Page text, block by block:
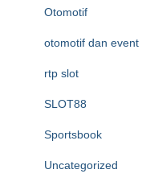
Otomotif
otomotif dan event
rtp slot
SLOT88
Sportsbook
Uncategorized